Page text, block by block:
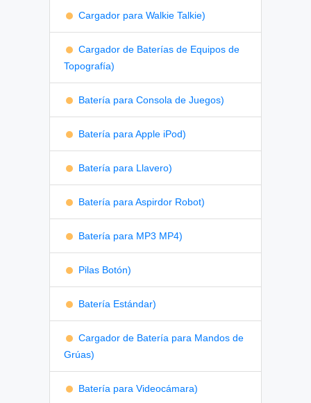
Cargador para Walkie Talkie)
Cargador de Baterías de Equipos de
Topografía)
Batería para Consola de Juegos)
Batería para Apple iPod)
Batería para Llavero)
Batería para Aspirdor Robot)
Batería para MP3 MP4)
Pilas Botón)
Batería Estándar)
Cargador de Batería para Mandos de
Grúas)
Batería para Videocámara)